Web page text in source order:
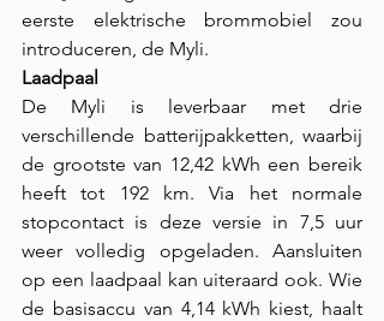
eerste elektrische brommobiel zou
introduceren, de Myli.
Laadpaal
De Myli is leverbaar met drie
verschillende batterijpakketten, waarbij
de grootste van 12,42 kWh een bereik
heeft tot 192 km. Via het normale
stopcontact is deze versie in 7,5 uur
weer volledig opgeladen. Aansluiten
op een laadpaal kan uiteraard ook. Wie
de basisaccu van 4,14 kWh kiest, haalt